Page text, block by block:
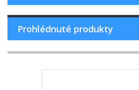
Prohlédnuté produkty